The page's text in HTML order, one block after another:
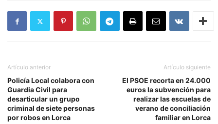
Artículo anterior
Policía Local colabora con
Guardia Civil para
desarticular un grupo
criminal de siete personas
por robos en Lorca
Artículo siguiente
El PSOE recorta en 24.000
euros la subvención para
realizar las escuelas de
verano de conciliación
familiar en Lorca